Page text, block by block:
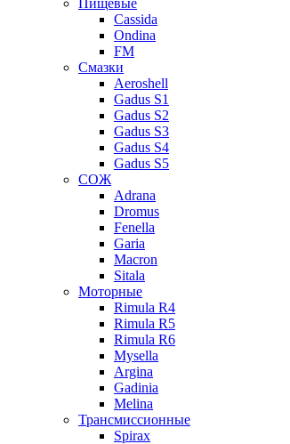
Пищевые
Cassida
Ondina
FM
Смазки
Aeroshell
Gadus S1
Gadus S2
Gadus S3
Gadus S4
Gadus S5
СОЖ
Adrana
Dromus
Fenella
Garia
Macron
Sitala
Моторные
Rimula R4
Rimula R5
Rimula R6
Mysella
Argina
Gadinia
Melina
Трансмиссионные
Spirax